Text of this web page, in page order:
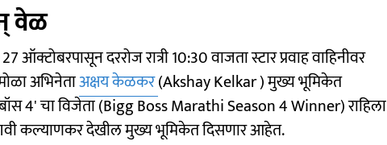
वेळ
ऑक्टोबरपासून दररोज रात्री 10:30 वाजता स्टार प्रवाह वाहिनीवर
अभिनेताअक्षय केळकर(Akshay Kelkar ) मुख्य भूमिकेत
4' चा विजेता (Bigg Boss Marathi Season 4 Winner) राहिला
कल्याणकर देखील मुख्य भूमिकेत दिसणार आहेत.